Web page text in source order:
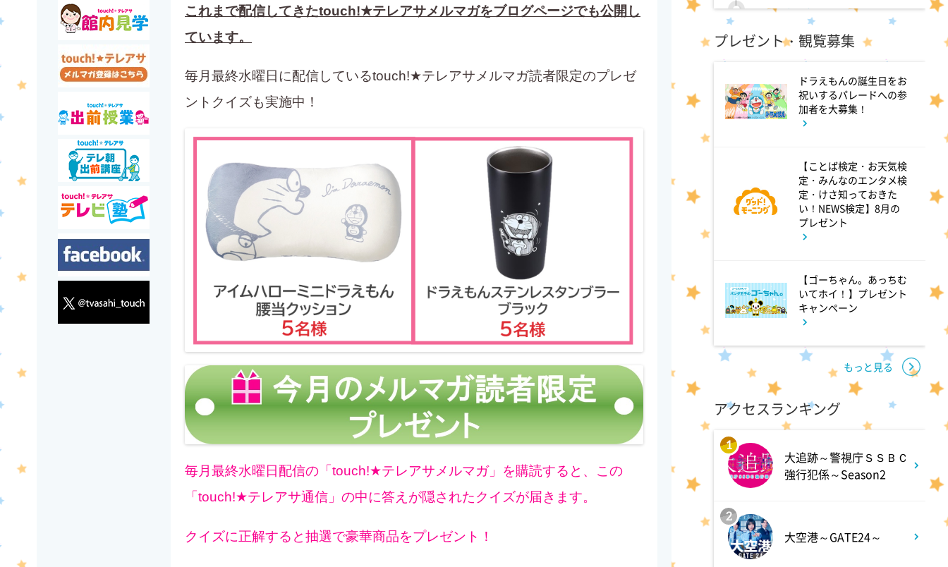
これまで配信してきたtouch!★テレアサメルマガをブログページでも公開し
ています。
毎月最終水曜日に配信しているtouch!★テレアサメルマガ読者限定のプレゼ
ントクイズも実施中！
毎月最終水曜日配信の「touch!★テレアサメルマガ」を購読すると、この
「touch!★テレアサ通信」の中に答えが隠されたクイズが届きます。
クイズに正解すると抽選で豪華商品をプレゼント！
午前 10:10
じゅん散歩
午前 10:40
大下容子ワイド!スクランブル
1:00
徹子の部屋 高橋文哉
1:30
立 何にする?～ 今日はハム
の日!ごちそうに変身
1:45
ANNニュース
1:55
大空港～GATE24～ #2
午後
科捜研の女11 #10
プレゼント・観覧募集
ドラえもんの誕生日をお
祝いするパレードへの参
加者を大募集！
【ことば検定・お天気検
定・みんなのエンタメ検
定・けさ知っておきた
い！NEWS検定】8月の
プレゼント
【ゴーちゃん。あっちむ
いてホイ！】プレゼント
キャンペーン
もっと見る
アクセスランキング
1
大追跡～警視庁ＳＳＢＣ
強行犯係～Season2
2
大空港～GATE24～